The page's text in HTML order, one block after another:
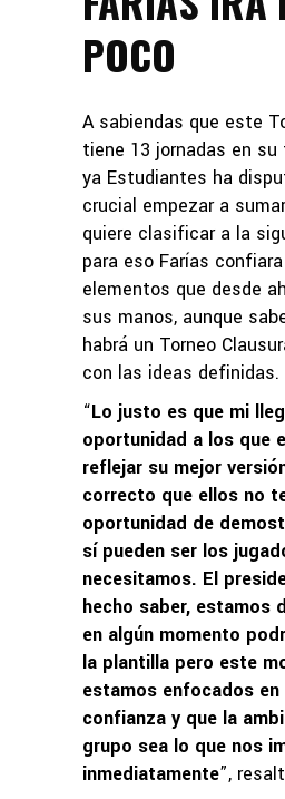
POCO
A sabiendas que este
tiene 13 jornadas en su
ya Estudiantes ha
crucial empezar a
quiere clasificar a la
para eso Farías
elementos que desde
sus manos, aunque
habrá un Torneo
con las ideas definidas.
“Lo justo es que mi
oportunidad a los que
reflejar su mejor
correcto que ellos no
oportunidad de
sí pueden ser los
necesitamos. El
hecho saber, estamos
en algún momento
la plantilla pero este
estamos enfocados en
confianza y que la
grupo sea lo que nos
inmediatamente”,